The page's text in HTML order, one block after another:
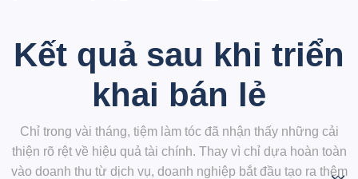
Kết quả sau khi triển
khai bán lẻ
Chỉ trong vài tháng, tiệm làm tóc đã nhận thấy những cải
thiện rõ rệt về hiệu quả tài chính. Thay vì chỉ dựa hoàn toàn
vào doanh thu từ dịch vụ, doanh nghiệp bắt đầu tạo ra thêm